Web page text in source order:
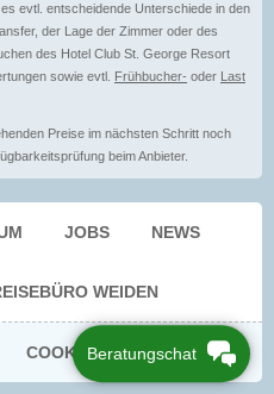
evtl. entscheidende Unterschiede in den
der Lage der Zimmer oder des
des Hotel Club St. George Resort
sowie evtl. Frühbucher- oder Last
Preise im nächsten Schritt noch
beim Anbieter.
JOBS NEWS
WEIDEN
COOKIE EINWILLIGUNG
Beratungschat